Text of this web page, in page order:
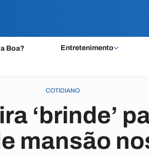
Boa? Entretenimento
COTIDIANO
‘brinde’
mansão